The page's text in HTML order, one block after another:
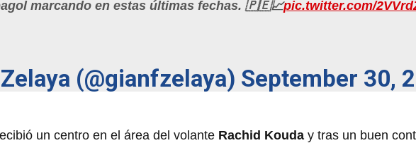
marcando en estas últimas fechas. 🇵🇪📈pic.twitter.com/
(@gianfzelaya) September 30,
un centro en el área del volante Rachid Kouda y tras un buen